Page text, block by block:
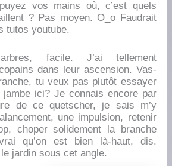
vos mains où, c’est quels
? Pas moyen. O_o Faudrait
tutos youtube.
facile. J’ai tellement
dans leur ascension. Vas-
tu veux pas plutôt essayer
ici? Je connais encore par
de ce quetscher, je sais m’y
une impulsion, retenir
choper solidement la branche
qu’on est bien là-haut, dis.
jardin sous cet angle.